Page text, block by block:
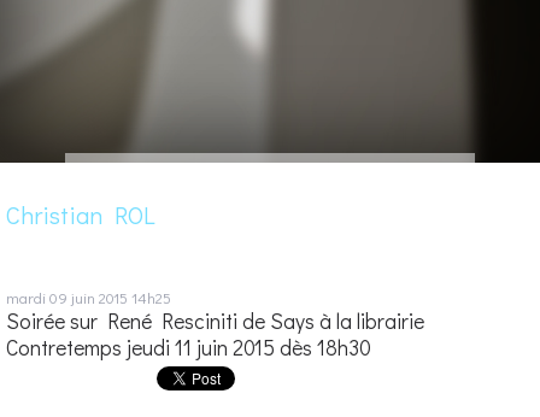
Christian ROL
mardi 09 juin 2015 14h25
Soirée sur René Resciniti de Says à la librairie
Contretemps jeudi 11 juin 2015 dès 18h30